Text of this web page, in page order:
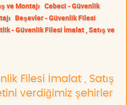
ve Montajı Cebeci - Güvenlik
Beşevler - Güvenlik Filesi
- Güvenlik Filesi İmalat , Satış ve
Filesi İmalat , Satış
verdiğimiz şehirler